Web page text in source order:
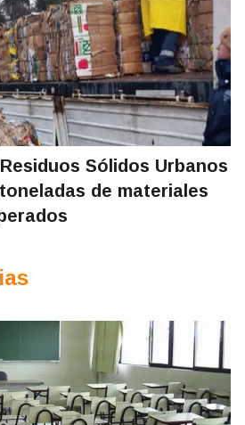
Sólidos Urbanos
de materiales